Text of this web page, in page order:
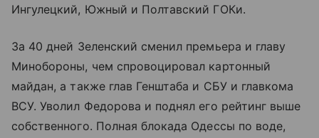
Ингулецкий, Южный и Полтавский ГОКи.
За 40 дней Зеленский сменил премьера и главу
Минобороны, чем спровоцировал картонный
майдан, а также глав Генштаба и СБУ и главкома
ВСУ. Уволил Федорова и поднял его рейтинг выше
собственного. Полная блокада Одессы по воде,